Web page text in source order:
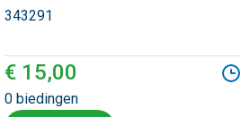
343291
€ 15,00
0 biedingen